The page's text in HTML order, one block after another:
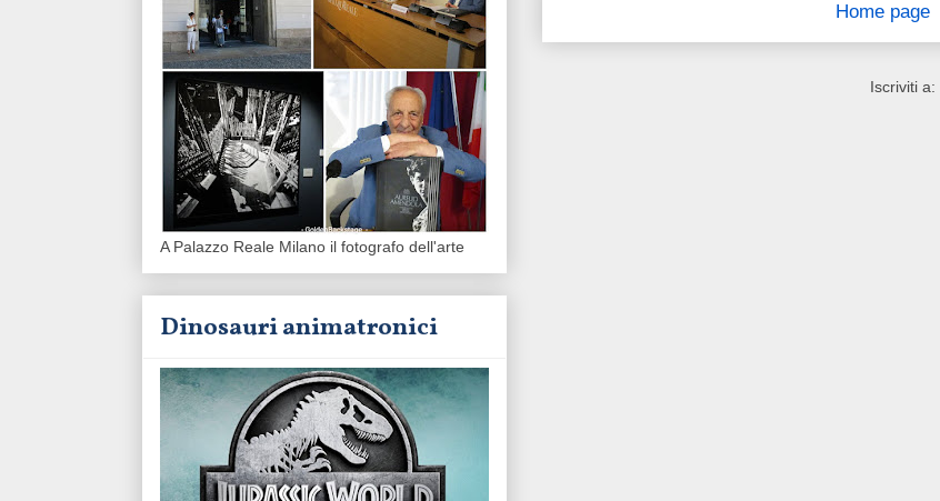
Home page
Iscriviti a:
A Palazzo Reale Milano il fotografo dell'arte
Dinosauri animatronici